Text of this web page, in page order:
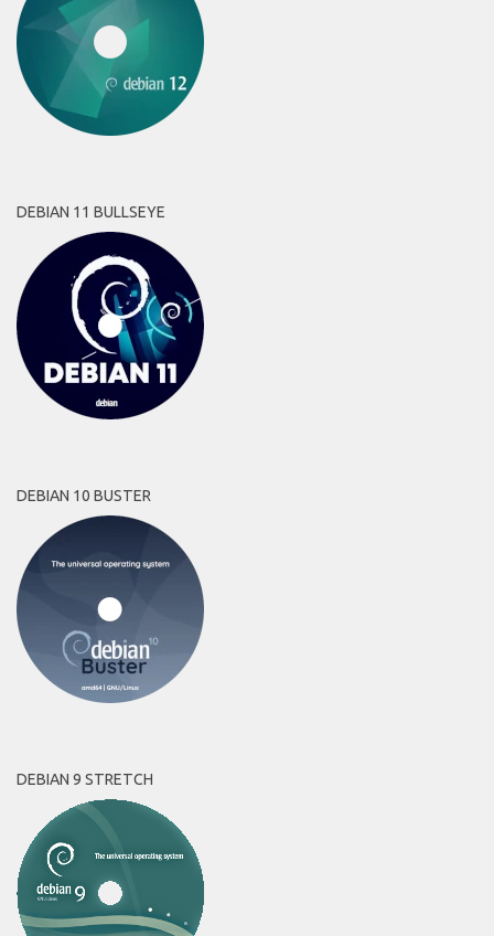
DEBIAN 11 BULLSEYE
DEBIAN 10 BUSTER
DEBIAN 9 STRETCH